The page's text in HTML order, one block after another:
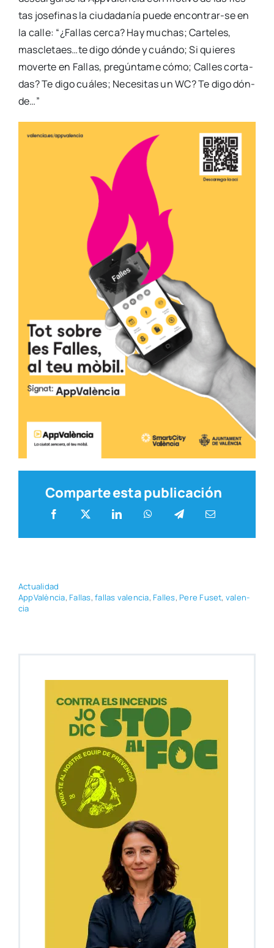
tas jose­fi­nas la ciu­da­da­nía pue­de enco­n­­trar-se en
la calle: “¿Fallas cer­ca? Hay muchas; Car­te­les,
mascletaes…te digo dón­de y cuán­do; Si quie­res
mover­te en Fallas, pre­gún­ta­me cómo; Calles cor­ta­
das? Te digo cuá­les; Nece­si­tas un WC? Te digo dón­
de…”
Comparte esta publicación
Actua­li­dad
App­Va­lèn­cia, Fallas,fallas valen­cia, Falles, Pere Fuset, valen­
cia